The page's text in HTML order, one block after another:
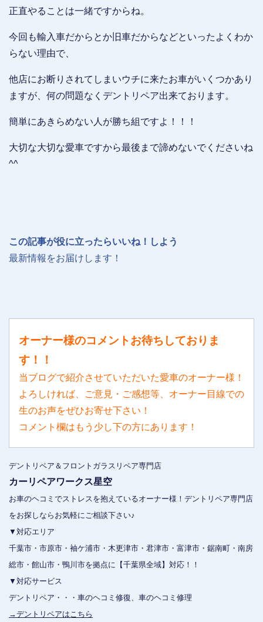
正直やることは一緒ですからね。
今回も輸入車だからとか旧車だからなどといったよくわか
らない理由で、
他店にお断りされてしまいウチに来たお車がいくつかあり
ますが、何の問題なくデントリペア出来ております。
簡単にあきらめない人が勝ち組ですよ！！！
大切な大切な愛車ですから最後まで諦めないでくださいね
^^
この記事が役に立ったらいいね！しよう
最新情報をお届けします！
オーナー様のコメントお待ちしておりま
す！！
当ブログで紹介させていただいた愛車のオーナー様！
よろしければ、ご意見・ご感想等、オーナー目線での
生のお声をぜひお寄せ下さい！
コメント欄はもう少し下の方にあります！
デントリペア＆フロントガラスリペア専門店
カーリペアワークス星空
お車のヘコミでストレスを抱えているオーナー様！デントリペア専門店
をお探しならお気軽にご相談下さい♪
▼対応エリア
千葉市・市原市・袖ケ浦市・木更津市・君津市・富津市・鋸南町・南房
総市・館山市・鴨川市を拠点に【千葉県全域】対応！！
▼対応サービス
デントリペア・・・車のヘコミ修復、車のヘコミ修理
→デントリペアはこちら